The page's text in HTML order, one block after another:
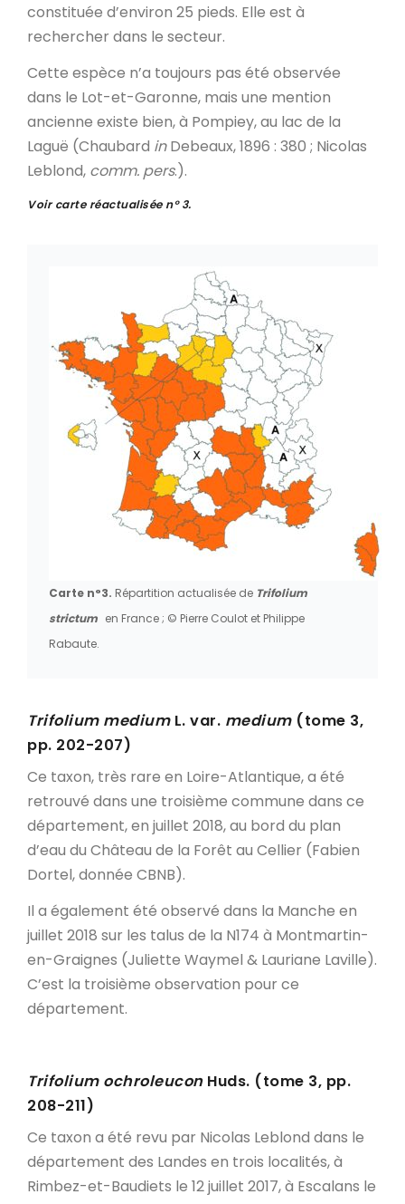
constituée d’environ 25 pieds. Elle est à
rechercher dans le secteur.
Cette espèce n’a toujours pas été observée
dans le Lot-et-Garonne, mais une mention
ancienne existe bien, à Pompiey, au lac de la
Laguë (Chaubard inDebeaux, 1896 : 380 ; Nicolas
Leblond, comm. pers.).
Voir carte réactualisée n° 3.
Carte n°3. Répartition actualisée de Trifolium
strictum en France ; © Pierre Coulot et Philippe
Rabaute.
Trifolium medium L. var. medium(tome 3,
pp. 202-207)
Ce taxon, très rare en Loire-Atlantique, a été
retrouvé dans une troisième commune dans ce
département, en juillet 2018, au bord du plan
d’eau du Château de la Forêt au Cellier (Fabien
Dortel, donnée CBNB).
Il a également été observé dans la Manche en
juillet 2018 sur les talus de la N174 à Montmartin-
en-Graignes (Juliette Waymel & Lauriane Laville).
C’est la troisième observation pour ce
département.
Trifolium ochroleuconHuds. (tome 3, pp.
208-211)
Ce taxon a été revu par Nicolas Leblond dans le
département des Landes en trois localités, à
Rimbez-et-Baudiets le 12 juillet 2017, à Escalans le